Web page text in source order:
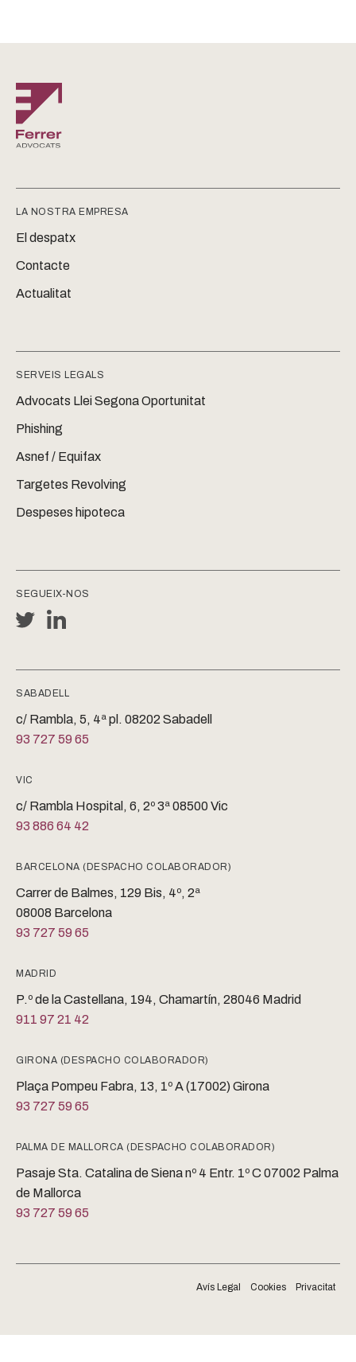
LA NOSTRA EMPRESA
El despatx
Contacte
Actualitat
SERVEIS LEGALS
Advocats Llei Segona Oportunitat
Phishing
Asnef / Equifax
Targetes Revolving
Despeses hipoteca
SEGUEIX-NOS
SABADELL
c/ Rambla, 5, 4ª pl. 08202 Sabadell
93 727 59 65
VIC
c/ Rambla Hospital, 6, 2º 3ª 08500 Vic
93 886 64 42
BARCELONA (DESPACHO COLABORADOR)
Carrer de Balmes, 129 Bis, 4º, 2ª
08008 Barcelona
93 727 59 65
MADRID
P.º de la Castellana, 194, Chamartín, 28046 Madrid
911 97 21 42
GIRONA (DESPACHO COLABORADOR)
Plaça Pompeu Fabra, 13, 1º A (17002) Girona
93 727 59 65
PALMA DE MALLORCA (DESPACHO COLABORADOR)
Pasaje Sta. Catalina de Siena nº 4 Entr. 1º C 07002 Palma
de Mallorca
93 727 59 65
Avís Legal Cookies Privacitat